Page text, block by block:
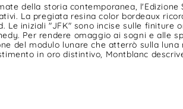
della storia contemporanea,
La pregiata resina color bordeaux
Le iniziali "JFK" sono incise sulle
Per rendere omaggio ai sogni e alle
del modulo lunare che atterrò sulla
in oro distintivo, Montblanc